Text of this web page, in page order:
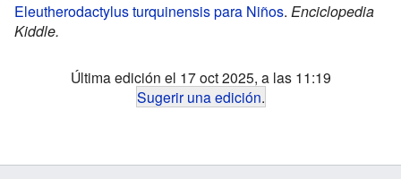
Eleutherodactylus turquinensis para Niños. Enciclopedia
Kiddle.
Última edición el 17 oct 2025, a las 11:19
Sugerir una edición.